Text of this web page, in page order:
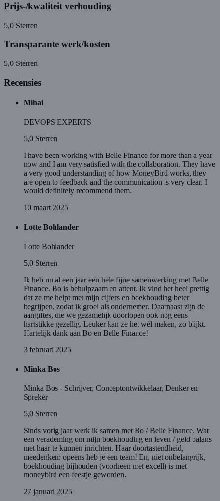
Prijs-/kwaliteit verhouding
5,0 Sterren
Transparante werk/kosten
5,0 Sterren
Recensies
Mihai
DEVOPS EXPERTS
5,0 Sterren
I have been working with Belle Finance for more than a year
now and I am very satisfied with the collaboration. They have
a very good understanding of how MoneyBird works, they
are open to feedback and the communication is very clear. I
would definitely recommend them.
10 maart 2025
Lotte Bohlander
Lotte Bohlander
5,0 Sterren
Ik heb nu al een jaar een hele fijne samenwerking met Belle
Finance. Bo is behulpzaam en attent. Ik vind het heel prettig
dat ze me helpt met mijn cijfers en boekhouding beter
begrijpen, zodat ik groei als ondernemer. Daarnaast zijn de
aangiftes, die we gezamelijk doorlopen ook nog eens
hartstikke gezellig. Leuker kan ze het wél maken, zo blijkt.
Hartelijk dank aan Bo en Belle Finance!
3 februari 2025
Minka Bos
Minka Bos - Schrijver, Conceptontwikkelaar, Denker en
Spreker
5,0 Sterren
Sinds vorig jaar werk ik samen met Bo / Belle Finance. Wat
een verademing om mijn boekhouding en leven / geld balans
met haar te kunnen inrichten. Haar doortastendheid,
meedenken: opeens heb je een team! En, niet onbelangrijk,
boekhouding bijhouden (voorheen met excell) is met
moneybird een feestje geworden.
27 januari 2025